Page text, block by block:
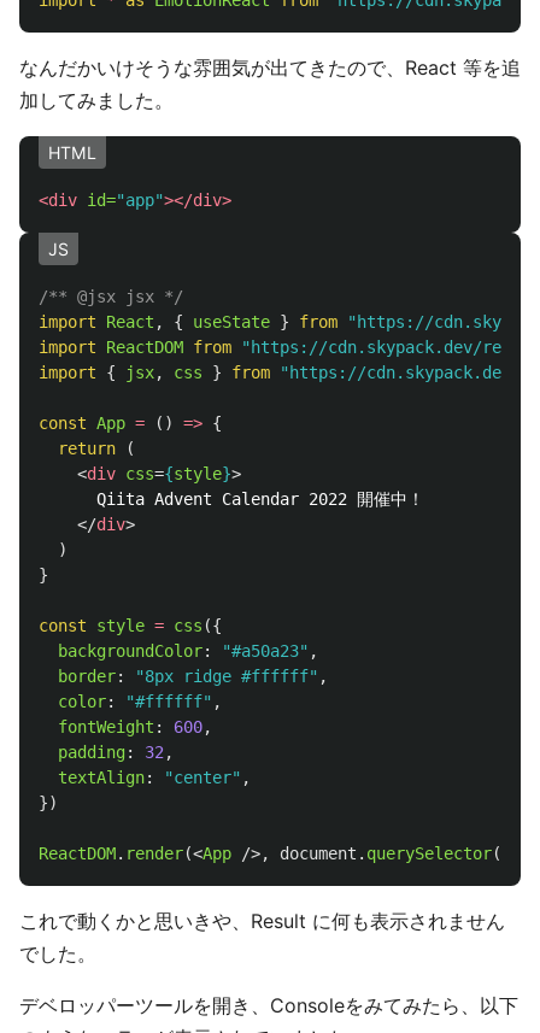
なんだかいけそうな雰囲気が出てきたので、React 等を追
加してみました。
HTML
<div id="app"></div>
JS
/** @jsx jsx */
import
React , { useState } from " https://
import
ReactDOM from " https://cdn.skypack.dev/react-
import
{ jsx, css } from " https://cdn.skypack.dev/
const App = () => {
return
(
<div css={style}>
      Qiita Advent Calendar 2022 開催中！
</div>
)
}
const style = css ({
backgroundColor: "#a50a23" ,
border: "8px ridge #ffffff" ,
color: "#ffffff" ,
fontWeight : 600,
padding: 32 ,
textAlign: "center" ,
})
ReactDOM. render(<App />, document . querySelector(
これで動くかと思いきや、Result に何も表示されません
でした。
デベロッパーツールを開き、Consoleをみてみたら、以下